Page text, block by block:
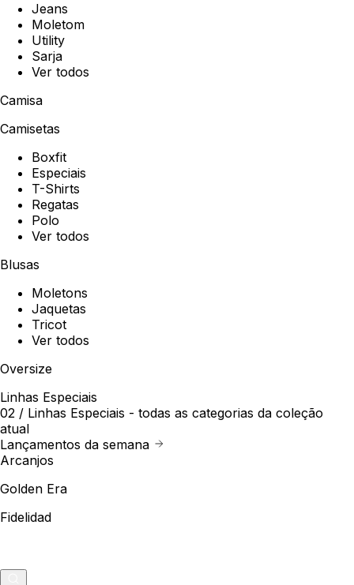
Jeans
Moletom
Utility
Sarja
Ver todos
Camisa
Camisetas
Boxfit
Especiais
T-Shirts
Regatas
Polo
Ver todos
Blusas
Moletons
Jaquetas
Tricot
Ver todos
Oversize
Linhas Especiais
02 / Linhas Especiais - todas as categorias da coleção
atual
Lançamentos da semana
Arcanjos
Golden Era
Fidelidad